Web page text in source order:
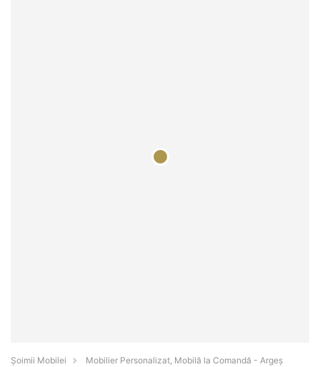
Șoimii Mobilei
Mobilier Personalizat, Mobilă la Comandă - Argeş